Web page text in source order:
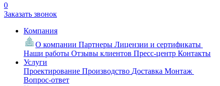
0
Заказать звонок
Компания
О компании Партнеры Лицензии и сертификаты
Наши работы Отзывы клиентов Пресс-центр Контакты
Услуги
Проектирование Производство Доставка Монтаж
Вопрос-ответ